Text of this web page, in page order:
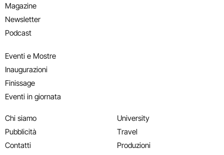
Magazine
Newsletter
Podcast
Eventi e Mostre
Inaugurazioni
Finissage
Eventi in giornata
Chi siamo
Pubblicità
Contatti
University
Travel
Produzioni